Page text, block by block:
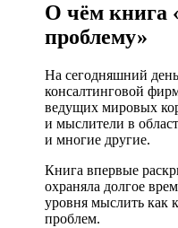
О чём книга
проблему»
На сегодняшний
консалтинговой
ведущих мировых
и мыслители в
и многие другие.
Книга впервые
охраняла долгое
уровня мыслить как
проблем.